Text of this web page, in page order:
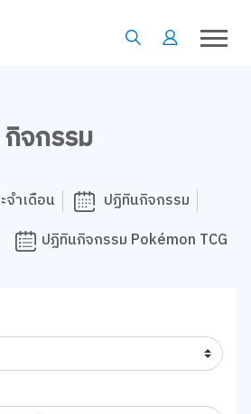
กิจกรรม
จำเดือน
ปฏิทินกิจกรรม
ปฏิทินกิจกรรม Pokémon TCG